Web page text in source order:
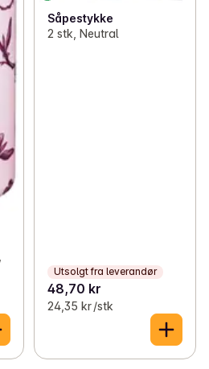
Såpestykke
2 stk, Neutral
Utsolgt fra leverandør
48,70 kr
24,35 kr /stk